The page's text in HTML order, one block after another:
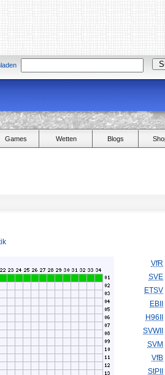
Games Wetten Blogs
VfR
SVE
ETSV
EBII
H96II
SVWII
SVM
VfB
StPII